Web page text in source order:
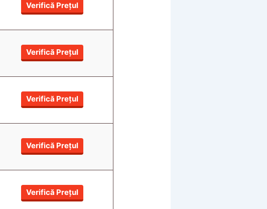
Verifică Prețul
Verifică Prețul
Verifică Prețul
Verifică Prețul
Verifică Prețul